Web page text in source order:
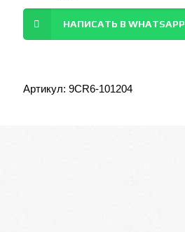
НАПИСАТЬ В WHATSAPP
Артикул: 9CR6-101204